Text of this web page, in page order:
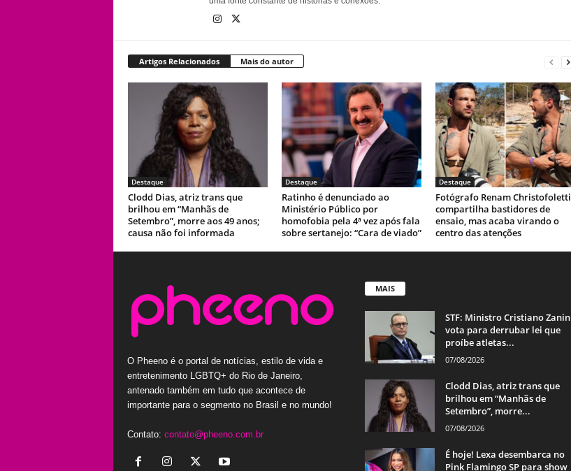
Artigos Relacionados Mais do autor
Destaque
Clodd Dias, atriz trans que
brilhou em “Manhãs de
Setembro”, morre aos 49 anos;
causa não foi informada
Destaque
Ratinho é denunciado ao
Ministério Público por
homofobia pela 4ª vez após fala
sobre sertanejo: “Cara de viado”
Destaque
Fotógrafo Renam Christofoletti
compartilha bastidores de
ensaio, mas acaba virando o
centro das atenções
O Pheeno é o portal de notícias, estilo de vida e
entretenimento LGBTQ+ do Rio de Janeiro,
antenado também em tudo que acontece de
importante para o segmento no Brasil e no mundo!
Contato: contato@pheeno.com.br
MAIS
STF: Ministro Cristiano Zanin
vota para derrubar lei que
proíbe atletas...
07/08/2026
Clodd Dias, atriz trans que
brilhou em “Manhãs de
Setembro”, morre...
07/08/2026
É hoje! Lexa desembarca no
Pink Flamingo SP para show